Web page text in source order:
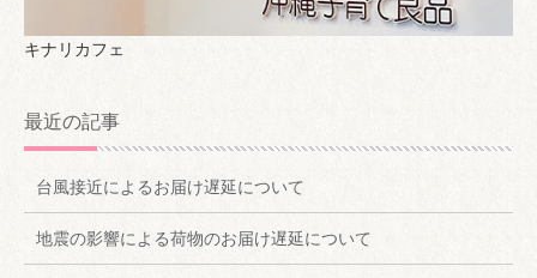
キナリカフェ
最近の記事
台風接近によるお届け遅延について
地震の影響による荷物のお届け遅延について